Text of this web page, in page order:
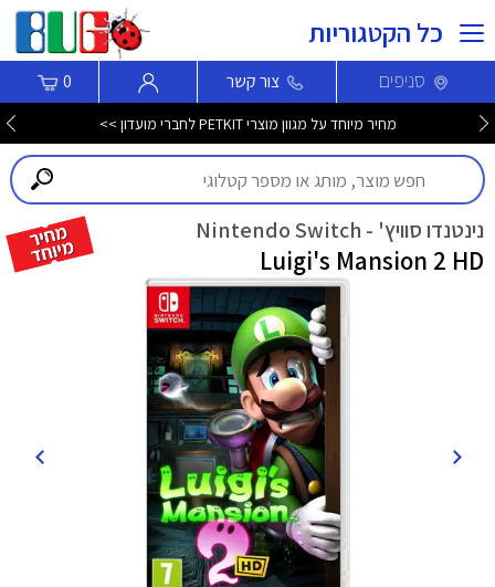
כל הקטגוריות
סניפים צור קשר 0
מחיר מיוחד על מגוון מוצרי PETKIT לחברי מועדון >>
נינטנדו סוויץ' - Nintendo Switch
Luigi's Mansion 2 HD